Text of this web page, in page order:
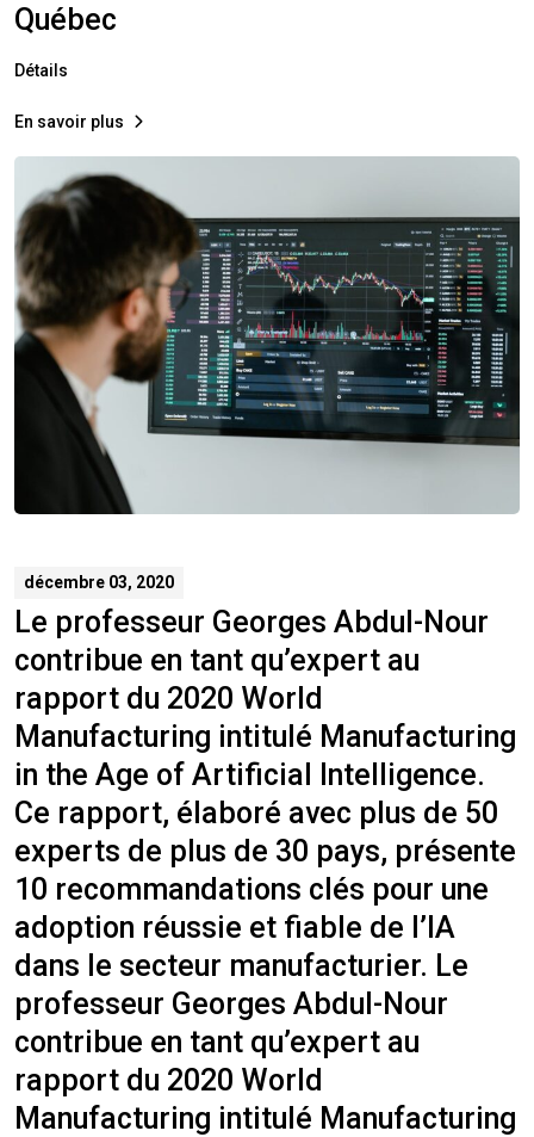
Québec
Détails
En savoir plus
décembre 03, 2020
Le professeur Georges Abdul-Nour
contribue en tant qu’expert au
rapport du 2020 World
Manufacturing intitulé Manufacturing
in the Age of Artificial Intelligence.
Ce rapport, élaboré avec plus de 50
experts de plus de 30 pays, présente
10 recommandations clés pour une
adoption réussie et fiable de l’IA
dans le secteur manufacturier. ​Le
professeur Georges Abdul-Nour
contribue en tant qu’expert au
rapport du 2020 World
Manufacturing intitulé Manufacturing